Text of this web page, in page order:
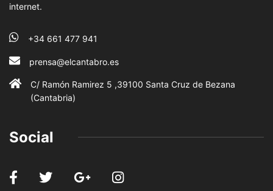
internet.
+34 661 477 941
prensa@elcantabro.es
C/ Ramón Ramirez 5 ,39100 Santa Cruz de Bezana
(Cantabria)
Social